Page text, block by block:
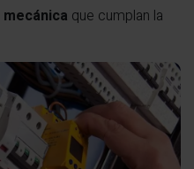
que cumplan la